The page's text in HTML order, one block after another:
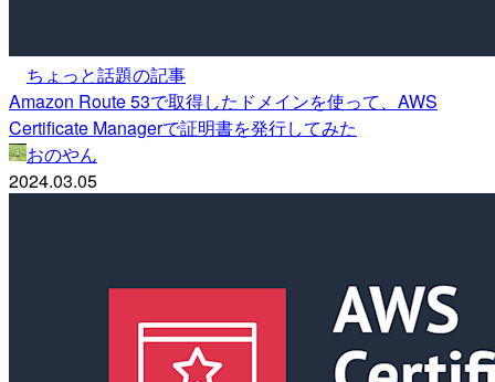
ちょっと話題の記事
Amazon Route 53で取得したドメインを使って、AWS
Certificate Managerで証明書を発行してみた
おのやん
2024.03.05